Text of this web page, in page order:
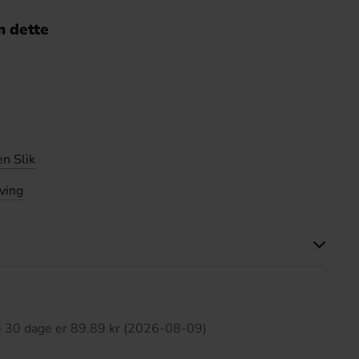
dette
Slik
30 dage er 89.89 kr (2026-08-09)